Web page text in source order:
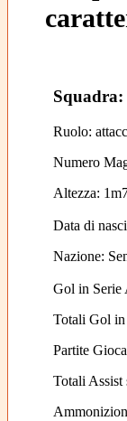
Squadra:
Ruolo:
Numero
Altezza:
Data di
Nazione:
Gol in Serie
Totali Gol
Partite
Totali Assist